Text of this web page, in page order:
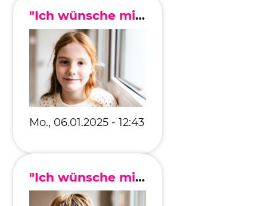
"Ich wünsche mir, dass es auf dem Schulhof weniger Streit gibt."
Mo., 06.01.2025 - 12:43
"Ich wünsche mir ein größeres Schwimmbad."